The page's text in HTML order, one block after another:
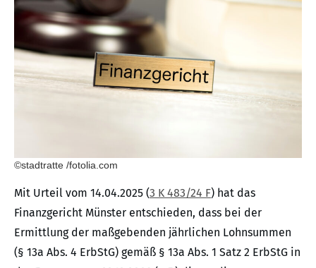
©stadtratte /fotolia.com
Mit Urteil vom 14.04.2025 (3 K 483/24 F) hat das
Finanzgericht Münster entschieden, dass bei der
Ermittlung der maßgebenden jährlichen Lohnsummen
(§ 13a Abs. 4 ErbStG) gemäß § 13a Abs. 1 Satz 2 ErbStG in